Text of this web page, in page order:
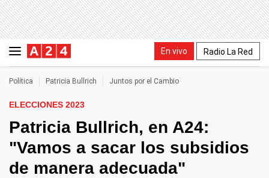
En vivo Radio La Red
Política Patricia Bullrich Juntos por el Cambio
ELECCIONES 2023
Patricia Bullrich, en A24:
"Vamos a sacar los subsidios
de manera adecuada"